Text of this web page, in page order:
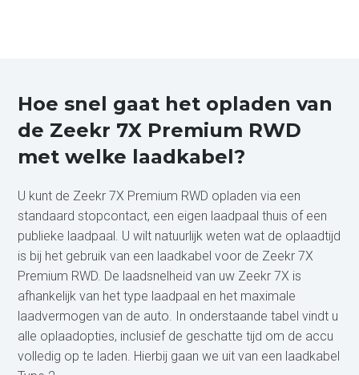
Hoe snel gaat het opladen van
de Zeekr 7X Premium RWD
met welke laadkabel?
U kunt de Zeekr 7X Premium RWD opladen via een
standaard stopcontact, een eigen laadpaal thuis of een
publieke laadpaal. U wilt natuurlijk weten wat de oplaadtijd
is bij het gebruik van een laadkabel voor de Zeekr 7X
Premium RWD. De laadsnelheid van uw Zeekr 7X is
afhankelijk van het type laadpaal en het maximale
laadvermogen van de auto. In onderstaande tabel vindt u
alle oplaadopties, inclusief de geschatte tijd om de accu
volledig op te laden. Hierbij gaan we uit van een laadkabel